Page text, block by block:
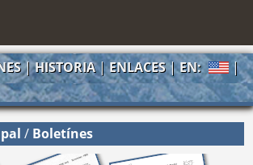
|HISTORIA|ENLACES|EN:
|
/ Boletínes